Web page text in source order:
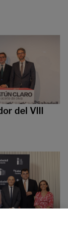
del VIII
a dos
edición del